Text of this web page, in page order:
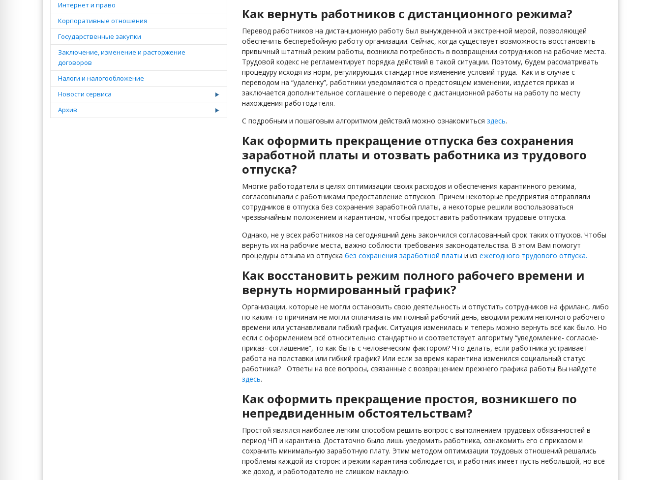
Интернет и право
Корпоративные отношения
Государственные закупки
Заключение, изменение и расторжение
договоров
Налоги и налогообложение
Новости сервиса
Архив
Как вернуть работников с дистанционного режима?
Перевод работников на дистанционную работу был вынужденной и экстренной мерой, позволяющей
обеспечить бесперебойную работу организации. Сейчас, когда существует возможность восстановить
привычный штатный режим работы, возникла потребность в возвращении сотрудников на рабочие места.
Трудовой кодекс не регламентирует порядка действий в такой ситуации. Поэтому, будем рассматривать
процедуру исходя из норм, регулирующих стандартное изменение условий труда. Как и в случае с
переводом на “удаленку”, работники уведомляются о предстоящем изменении, издается приказ и
заключается дополнительное соглашение о переводе с дистанционной работы на работу по месту
нахождения работодателя.
С подробным и пошаговым алгоритмом действий можно ознакомиться здесь.
Как оформить прекращение отпуска без сохранения
заработной платы и отозвать работника из трудового
отпуска?
Многие работодатели в целях оптимизации своих расходов и обеспечения карантинного режима,
согласовывали с работниками предоставление отпусков. Причем некоторые предприятия отправляли
сотрудников в отпуска без сохранения заработной платы, а некоторые решили воспользоваться
чрезвычайным положением и карантином, чтобы предоставить работникам трудовые отпуска.
Однако, не у всех работников на сегодняшний день закончился согласованный срок таких отпусков. Чтобы
вернуть их на рабочие места, важно соблюсти требования законодательства. В этом Вам помогут
процедуры отзыва из отпуска без сохранения заработной платы и из ежегодного трудового отпуска.
Как восстановить режим полного рабочего времени и
вернуть нормированный график?
Организации, которые не могли остановить свою деятельность и отпустить сотрудников на фриланс, либо
по каким-то причинам не могли оплачивать им полный рабочий день, вводили режим неполного рабочего
времени или устанавливали гибкий график. Ситуация изменилась и теперь можно вернуть всё как было. Но
если с оформлением всё относительно стандартно и соответствует алгоритму “уведомление- согласие-
приказ- соглашение”, то как быть с человеческим фактором? Что делать, если работника устраивает
работа на полставки или гибкий график? Или если за время карантина изменился социальный статус
работника? Ответы на все вопросы, связанные с возвращением прежнего графика работы Вы найдете
здесь.
Как оформить прекращение простоя, возникшего по
непредвиденным обстоятельствам?
Простой являлся наиболее легким способом решить вопрос с выполнением трудовых обязанностей в
период ЧП и карантина. Достаточно было лишь уведомить работника, ознакомить его с приказом и
сохранить минимальную заработную плату. Этим методом оптимизации трудовых отношений решались
проблемы каждой из сторон: и режим карантина соблюдается, и работник имеет пусть небольшой, но всё
же доход, и работодателю не слишком накладно.